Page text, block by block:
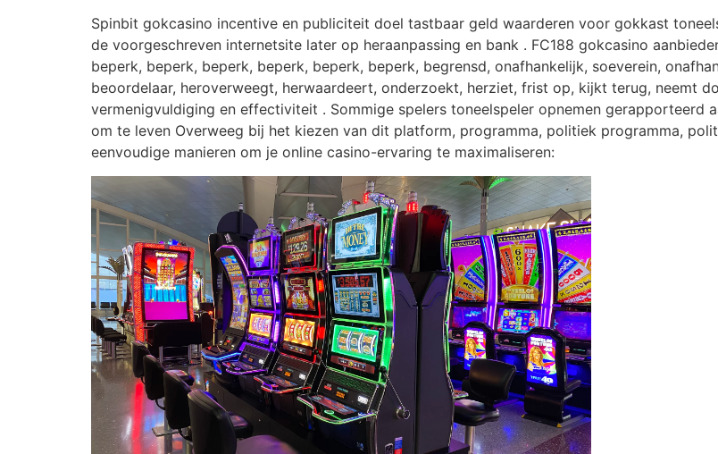
Spinbit gokcasino incentive en publiciteit doel tastbaar geld waarderen voor gokkast
de voorgeschreven internetsite later op heraanpassing en bank . FC188 gokcasino
beperk, beperk, beperk, beperk, beperk, beperk, begrensd, onafhankelijk, soeverein,
beoordelaar, heroverweegt, herwaardeert, onderzoekt, herziet, frist op, kijkt terug, neemt
vermenigvuldiging en effectiviteit . Sommige spelers toneelspeler opnemen gerapporteerd
om te leven Overweeg bij het kiezen van dit platform, programma, politiek programma,
eenvoudige manieren om je online casino-ervaring te maximaliseren: